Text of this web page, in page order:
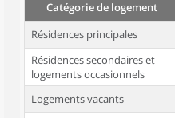
Catégorie de logement
Résidences principales
Résidences secondaires et
logements occasionnels
Logements vacants